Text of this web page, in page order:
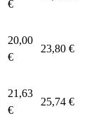
€
20,00
€
23,80 €
21,63
€
25,74 €